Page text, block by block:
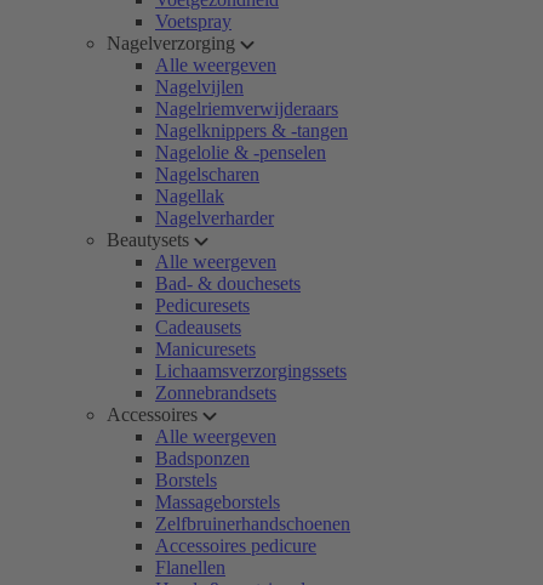
Voetspray
Nagelverzorging
Alle weergeven
Nagelvijlen
Nagelriemverwijderaars
Nagelknippers & -tangen
Nagelolie & -penselen
Nagelscharen
Nagellak
Nagelverharder
Beautysets
Alle weergeven
Bad- & douchesets
Pedicuresets
Cadeausets
Manicuresets
Lichaamsverzorgingssets
Zonnebrandsets
Accessoires
Alle weergeven
Badsponzen
Borstels
Massageborstels
Zelfbruinerhandschoenen
Accessoires pedicure
Flanellen